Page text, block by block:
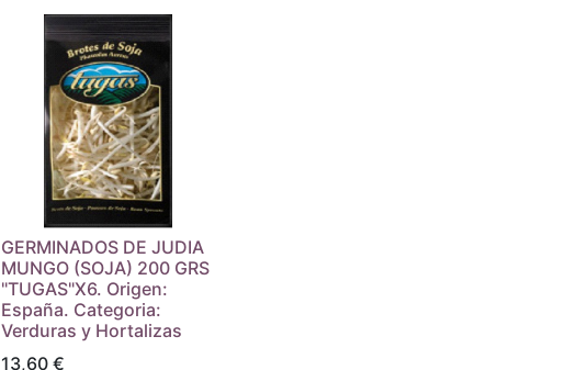
GERMINADOS DE JUDIA
MUNGO (SOJA) 200 GRS
"TUGAS"X6. Origen:
España. Categoria:
Verduras y Hortalizas
13,60 €